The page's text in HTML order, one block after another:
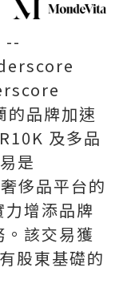
--
品牌加速
及多品
是
侈品平台的
增添品牌
該交易獲
股東基礎的